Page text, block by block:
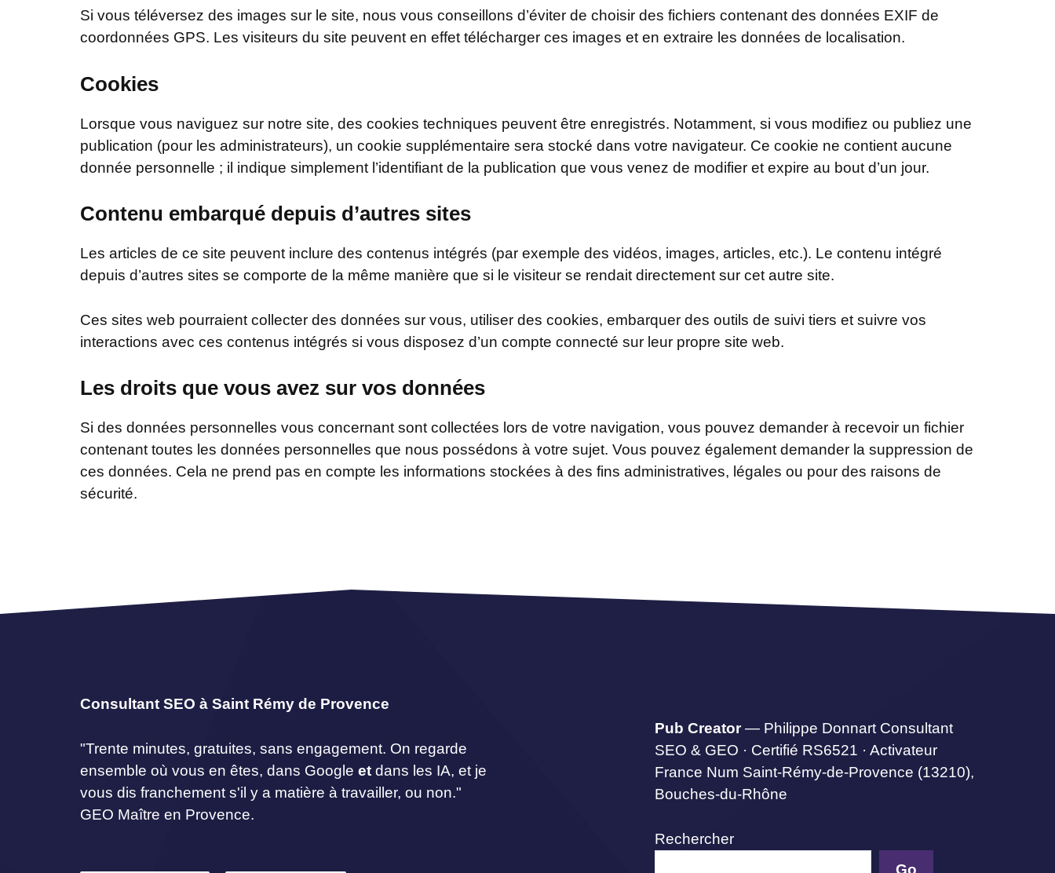
Si vous téléversez des images sur le site, nous vous conseillons d’éviter de choisir des fichiers contenant des données EXIF de
coordonnées GPS. Les visiteurs du site peuvent en effet télécharger ces images et en extraire les données de localisation.
Cookies
Lorsque vous naviguez sur notre site, des cookies techniques peuvent être enregistrés. Notamment, si vous modifiez ou publiez une
publication (pour les administrateurs), un cookie supplémentaire sera stocké dans votre navigateur. Ce cookie ne contient aucune
donnée personnelle ; il indique simplement l’identifiant de la publication que vous venez de modifier et expire au bout d’un jour.
Contenu embarqué depuis d’autres sites
Les articles de ce site peuvent inclure des contenus intégrés (par exemple des vidéos, images, articles, etc.). Le contenu intégré
depuis d’autres sites se comporte de la même manière que si le visiteur se rendait directement sur cet autre site.
Ces sites web pourraient collecter des données sur vous, utiliser des cookies, embarquer des outils de suivi tiers et suivre vos
interactions avec ces contenus intégrés si vous disposez d’un compte connecté sur leur propre site web.
Les droits que vous avez sur vos données
Si des données personnelles vous concernant sont collectées lors de votre navigation, vous pouvez demander à recevoir un fichier
contenant toutes les données personnelles que nous possédons à votre sujet. Vous pouvez également demander la suppression de
ces données. Cela ne prend pas en compte les informations stockées à des fins administratives, légales ou pour des raisons de
sécurité.
Consultant SEO à Saint Rémy de Provence
"Trente minutes, gratuites, sans engagement. On regarde
ensemble où vous en êtes, dans Google et dans les IA, et je
vous dis franchement s'il y a matière à travailler, ou non."
GEO Maître en Provence.
Pub Creator— Philippe Donnart Consultant
SEO & GEO · Certifié RS6521 · Activateur
France Num Saint-Rémy-de-Provence (13210),
Bouches-du-Rhône
Rechercher
Go